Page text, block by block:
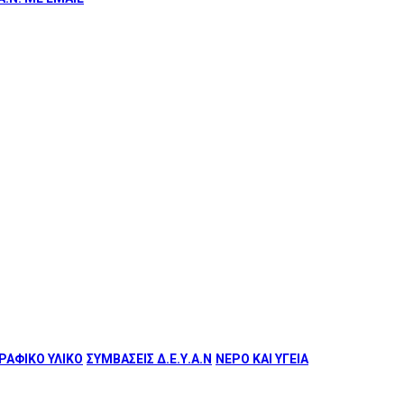
ΥΛΙΚΟ ΣΥΜΒΑΣΕΙΣ Δ.Ε.Υ.Α.Ν ΝΕΡΟ ΚΑΙ ΥΓΕΙΑ